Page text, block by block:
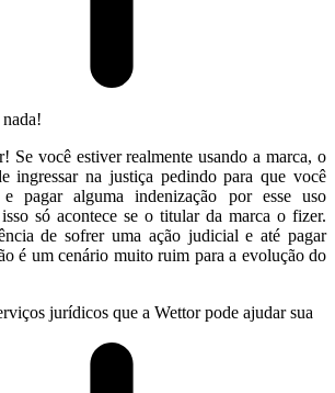
Se você estiver realmente usando a marca, o
ingressar na justiça pedindo para que você
pagar alguma indenização por esse uso
só acontece se o titular da marca o fizer.
de sofrer uma ação judicial e até pagar
é um cenário muito ruim para a evolução do
jurídicos que a Wettor pode ajudar sua